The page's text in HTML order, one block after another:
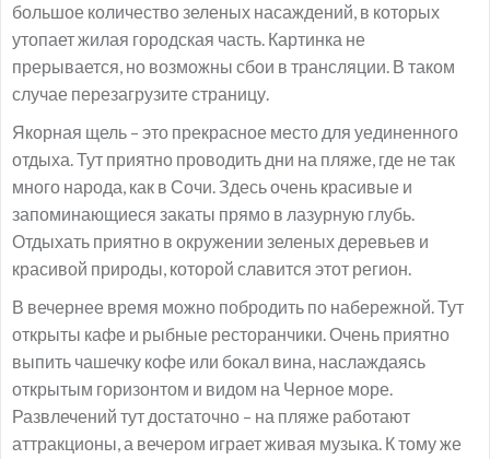
большое количество зеленых насаждений, в которых
утопает жилая городская часть. Картинка не
прерывается, но возможны сбои в трансляции. В таком
случае перезагрузите страницу.
Якорная щель – это прекрасное место для уединенного
отдыха. Тут приятно проводить дни на пляже, где не так
много народа, как в Сочи. Здесь очень красивые и
запоминающиеся закаты прямо в лазурную глубь.
Отдыхать приятно в окружении зеленых деревьев и
красивой природы, которой славится этот регион.
В вечернее время можно побродить по набережной. Тут
открыты кафе и рыбные ресторанчики. Очень приятно
выпить чашечку кофе или бокал вина, наслаждаясь
открытым горизонтом и видом на Черное море.
Развлечений тут достаточно – на пляже работают
аттракционы, а вечером играет живая музыка. К тому же